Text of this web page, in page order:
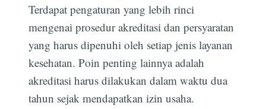
Terdapat pengaturan yang lebih rinci
mengenai prosedur akreditasi dan persyaratan
yang harus dipenuhi oleh setiap jenis layanan
kesehatan. Poin penting lainnya adalah
akreditasi harus dilakukan dalam waktu dua
tahun sejak mendapatkan izin usaha.